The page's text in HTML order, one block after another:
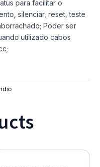
para facilitar o
silenciar, reset, teste
Poder ser
utilizado cabos